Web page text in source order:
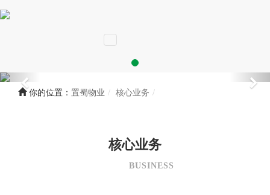
你的位置： 置蜀物业 核心业务
核心业务
BUSINESS